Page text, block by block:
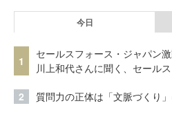
今日
1
セールスフォース・ジャパン
川上和代さんに聞く、セール
2 質問力の正体は「文脈づくり